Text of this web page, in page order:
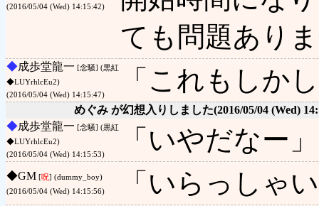
(2016/05/04 (Wed) 14:15:42)
ても問題あり
◆成歩堂龍一 [念騒] (黒紅
◆LUYrhlcEu2)
(2016/05/04 (Wed) 14:15:47)
「これもしか
めぐみ が幻想入りしました(2016/05/04 (Wed)
◆成歩堂龍一 [念騒] (黒紅
◆LUYrhlcEu2)
(2016/05/04 (Wed) 14:15:53)
「いやだなー」
◆GM [呪] (dummy_boy)
(2016/05/04 (Wed) 14:15:56)
「いらっしゃ